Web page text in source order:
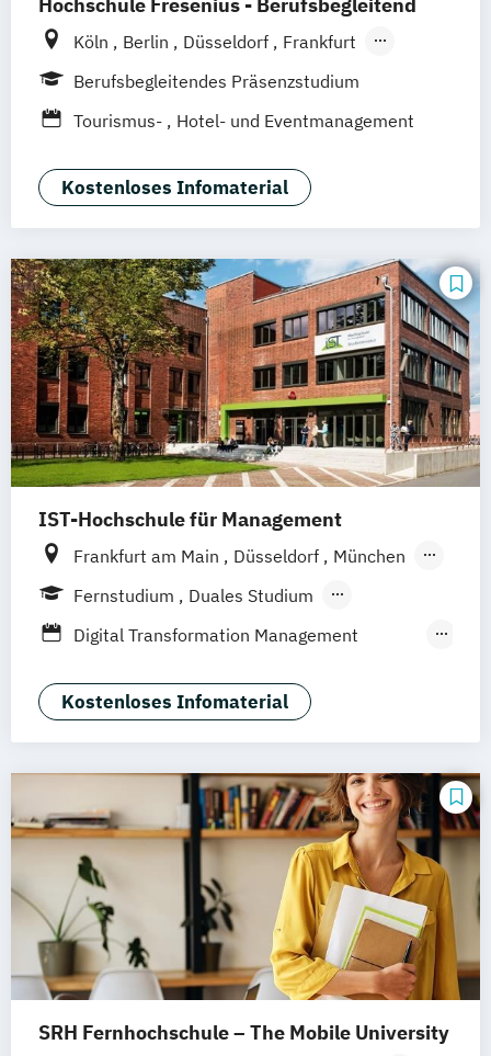
Hochschule Fresenius - Berufsbegleitend
Köln Berlin Düsseldorf
Frankfurt
Hamburg
Idstein München
Wiesbaden
Hannover
Dortmund Erfurt Stuttgart
Braunschweig
Berufsbegleitendes Präsenzstudium
Tourismus-
Hotel- und Eventmanagement
Kostenloses Infomaterial
IST-Hochschule für Management
Frankfurt am Main Düsseldorf
München
Berlin
Hamburg Weil am Rhein
Fernstudium
Duales Studium
Fernlehrgang
Digital Transformation Management
Hotelmanagement)
Hospitality Controlling & Hotel Asset
Hotel Management
Hotel Management (dual)
Hotel- und Tourismusmarketing
Hotelmarketing Hotelökonom (FH)
Revenue Management - Schwerpunkt Hotel
Consulting
Tourismus Management
Tourismusökonom (FH)
Kostenloses Infomaterial
SRH Fernhochschule – The Mobile University